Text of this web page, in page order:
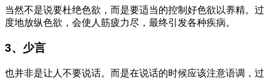
当然不是说要杜绝色欲，而是要适当的控制好色欲以养精。过
度地放纵色欲，会使人筋疲力尽，最终引发各种疾病。
3、少言
也并非是让人不要说话。而是在说话的时候应该注意语调，过